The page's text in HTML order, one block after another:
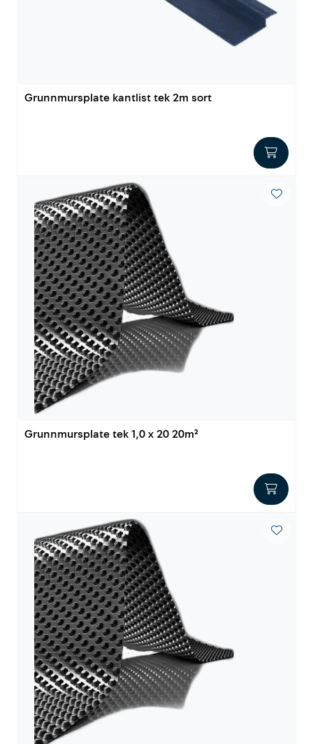
Grunnmursplate kantlist tek 2m sort
Grunnmursplate tek 1,0 x 20 20m²
Trelast og finer
Forskaling
Tjenester
Prosjekter
Outlet
Kontakt